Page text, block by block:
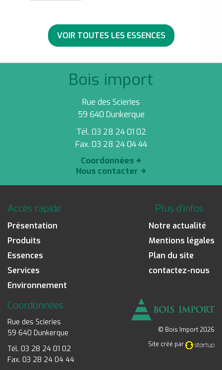
VOIR TOUTES LES ESSENCES
Bois import
Rue des Scieries
59 640 Dunkerque
Tél. 03 28 24 01 02
Fax. 03 28 24 04 44
Coordonnées
Nous contacter
Accès rapide
Présentation
Produits
Essences
Services
Environnement
Plus d'infos
Notre actualité
Mentions légales
Plan du site
contactez-nous
Coordonnées
Rue des Scieries
59 640 Dunkerque
Tél. 03 28 24 01 02
Fax. 03 28 24 04 44
© Bois Import 2026
Site créé par